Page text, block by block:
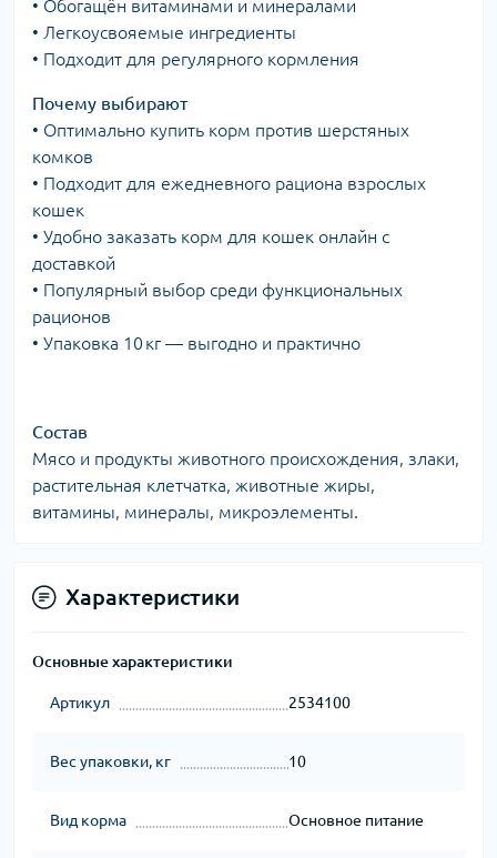
• Обогащён витаминами и минералами
• Легкоусвояемые ингредиенты
• Подходит для регулярного кормления
Почему выбирают
• Оптимально купить корм против шерстяных
комков
• Подходит для ежедневного рациона взрослых
кошек
• Удобно заказать корм для кошек онлайн с
доставкой
• Популярный выбор среди функциональных
рационов
• Упаковка 10 кг — выгодно и практично
Состав
Мясо и продукты животного происхождения, злаки,
растительная клетчатка, животные жиры,
витамины, минералы, микроэлементы.
Характеристики
Основные характеристики
Артикул 2534100
Вес упаковки, кг 10
Вид корма Основное питание